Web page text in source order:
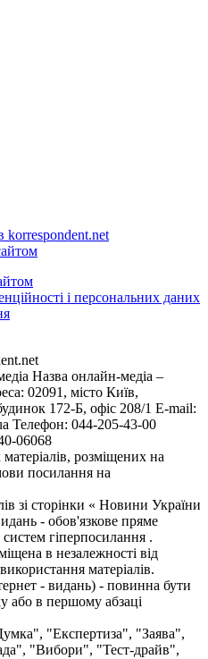
korrespondent.net
і персональних даних
Назва онлайн-медіа –
02091, місто Київ,
172-Б, офіс 208/1 E-mail:
Телефон: 044-205-43-00
06068
розміщених на
посилання на
зі сторінки « Новини України
- обов'язкове пряме
гіперпосилання .
в незалежності від
матеріалів.
- видань) - повинна бути
або в першому абзаці
"Експертиза", "Заява",
"Вибори", "Тест-драйв",